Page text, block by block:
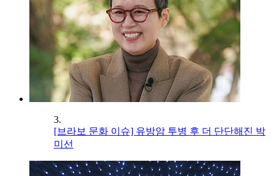
3.
[브라보 문화 이슈] 유방암 투병 후 더 단단해진 박
미선